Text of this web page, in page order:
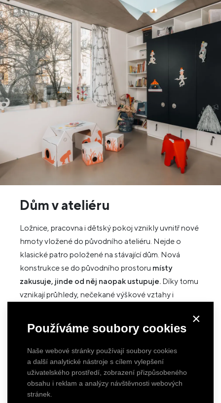
×
Používáme soubory cookies
Naše webové stránky používají soubory cookies
a další analytické nástroje s cílem vylepšení
uživatelského prostředí, zobrazení přizpůsobeného
obsahu i reklam a analýzy návštěvnosti webových
stránek.
Dům v ateliéru
Ložnice, pracovna i dětský pokoj vznikly uvnitř nové
hmoty vložené do původního ateliéru. Nejde o
klasické patro položené na stávající dům. Nová
konstrukce se do původního prostoru místy
zakusuje, jinde od něj naopak ustupuje. Díky tomu
vznikají průhledy, nečekané výškové vztahy i
každodenním životě domu. Ložnice je záměrně
jednoduchá a obrací pozornost k prostoru a světlu.
Dětský pokoj naopak získal velké prosklení směrem
do zahrady ve vnitrobloku. Každá místnost reaguje
na jiné podmínky, všechny ale vznikly ze stejné
myšlenky – vložit nový domov do historického